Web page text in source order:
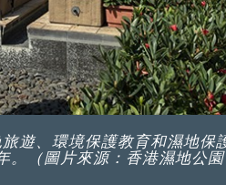
遊、環境保護教育和濕地保
（圖片來源：香港濕地公園